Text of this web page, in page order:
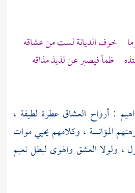
خوف الديانة لست من عشاقه
ظمأ فيصبر عن لذيذ مذاقه
: أرواح العشاق عطرة لطيفة ،
المؤانسة ، وكلامهم يحيي موات
، ولولا العشق والهوى لبطل نعيم